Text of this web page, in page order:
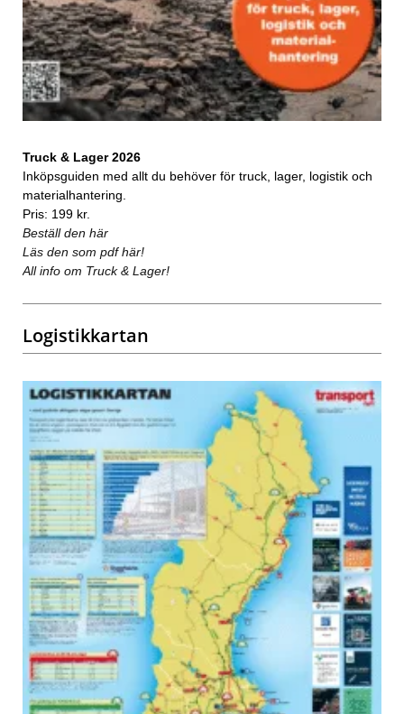
Truck & Lager 2026
Inköpsguiden med allt du behöver för truck, lager, logistik och
materialhantering.
Pris: 199 kr.
Beställ den här
Läs den som pdf här!
All info om Truck & Lager!
Logistikkartan